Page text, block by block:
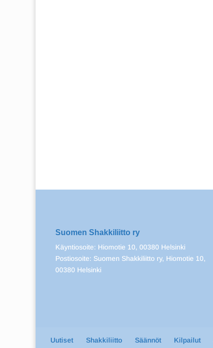
Suomen Shakkiliitto ry
Käyntiosoite: Hiomotie 10, 00380 Helsinki
Postiosoite: Suomen Shakkiliitto ry, Hiomotie 10,
00380 Helsinki
Uutiset Shakkiliitto Säännöt Kilpailut